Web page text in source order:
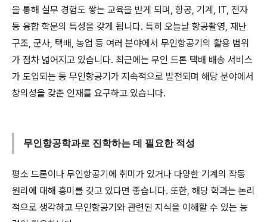
을 통해 실무 경험도 쌓는 교육을 받게 되며, 항공, 기계, IT, 전자
등 융합 학문의 특성을 갖게 됩니다. 특히 오늘날 항공촬영, 재난
구조, 군사, 택배, 농업 등 여러 분야에서 무인항공기의 활용 범위
가 점차 넓어지고 있습니다. 최근에는 무인 드론 택배 배송 서비스
가 도입되는 등 무인항공기가 지속적으로 발전되며 해당 분야에서
창의성을 갖춘 인재를 요구하고 있습니다.
무인항공학과로 진학하는 데 필요한 적성
평소 드론이나 무인항공기에 취미가 있거나 다양한 기계의 작동
원리에 대해 흥미를 갖고 있다면 좋습니다. 또한, 해당 학과는 논리
적으로 생각하고 무인항공기와 관련된 지식을 이해할 수 있는 능